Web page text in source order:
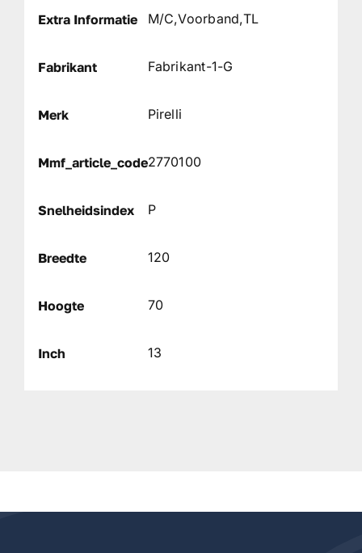
Extra Informatie M/C,Voorband,TL
Fabrikant Fabrikant-1-G
Merk Pirelli
Mmf_article_code2770100
Snelheidsindex P
Breedte 120
Hoogte 70
Inch 13